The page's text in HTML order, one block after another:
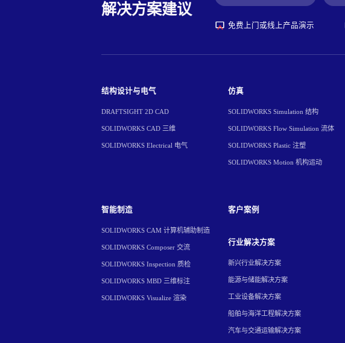
解决方案建议
免费上门或线上产品演示
结构设计与电气
DRAFTSIGHT 2D CAD
SOLIDWORKS CAD 三维
SOLIDWORKS Electrical 电气
仿真
SOLIDWORKS Simulation 结构
SOLIDWORKS Flow Simulation 流体
SOLIDWORKS Plastic 注塑
SOLIDWORKS Motion 机构运动
智能制造
SOLIDWORKS CAM 计算机辅助制造
SOLIDWORKS Composer 交流
SOLIDWORKS Inspection 质检
SOLIDWORKS MBD 三维标注
SOLIDWORKS Visualize 渲染
客户案例
行业解决方案
新兴行业解决方案
能源与储能解决方案
工业设备解决方案
船舶与海洋工程解决方案
汽车与交通运输解决方案